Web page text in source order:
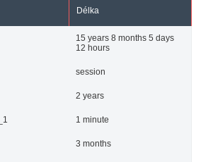
Délka
15 years 8 months 5 days
12 hours
session
2 years
1 minute
3 months